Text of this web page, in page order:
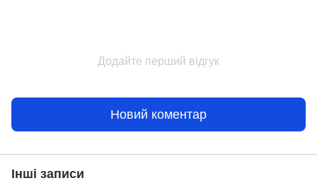
Додайте перший відгук
Новий коментар
Інші записи